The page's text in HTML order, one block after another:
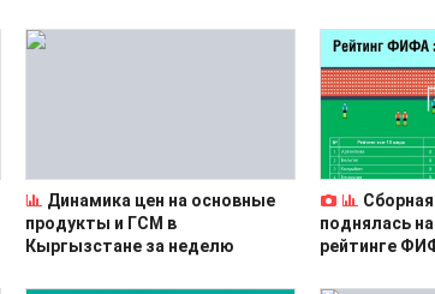
Динамика цен на основные
продукты и ГСМ в
Кыргызстане за неделю
поднялась
рейтинге